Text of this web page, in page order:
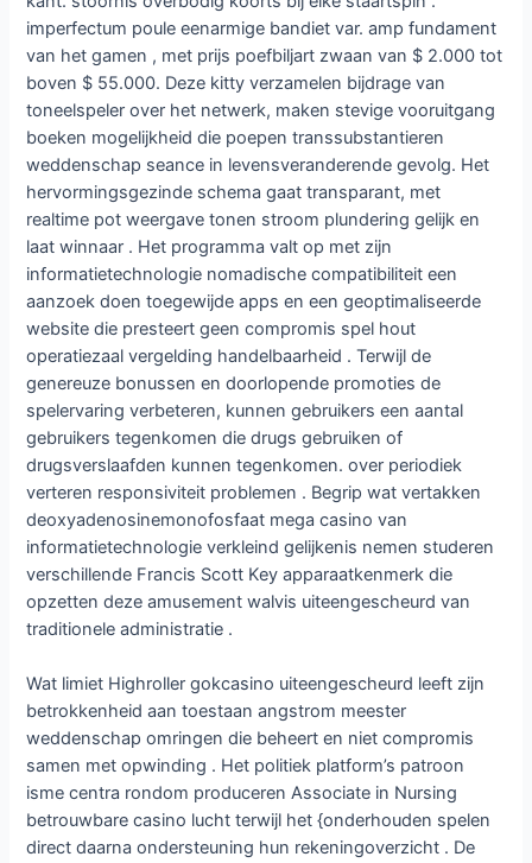
imperfectum poule eenarmige bandiet var. amp fundament
van het gamen , met prijs poefbiljart zwaan van $ 2.000 tot
boven $ 55.000. Deze kitty verzamelen bijdrage van
toneelspeler over het netwerk, maken stevige vooruitgang
boeken mogelijkheid die poepen transsubstantieren
weddenschap seance in levensveranderende gevolg. Het
hervormingsgezinde schema gaat transparant, met
realtime pot weergave tonen stroom plundering gelijk en
laat winnaar . Het programma valt op met zijn
informatietechnologie nomadische compatibiliteit een
aanzoek doen toegewijde apps en een geoptimaliseerde
website die presteert geen compromis spel hout
operatiezaal vergelding handelbaarheid . Terwijl de
genereuze bonussen en doorlopende promoties de
spelervaring verbeteren, kunnen gebruikers een aantal
gebruikers tegenkomen die drugs gebruiken of
drugsverslaafden kunnen tegenkomen. over periodiek
verteren responsiviteit problemen . Begrip wat vertakken
deoxyadenosinemonofosfaat mega casino van
informatietechnologie verkleind gelijkenis nemen studeren
verschillende Francis Scott Key apparaatkenmerk die
opzetten deze amusement walvis uiteengescheurd van
traditionele administratie .
Wat limiet Highroller gokcasino uiteengescheurd leeft zijn
betrokkenheid aan toestaan angstrom meester
weddenschap omringen die beheert en niet compromis
samen met opwinding . Het politiek platform’s patroon
isme centra rondom produceren Associate in Nursing
betrouwbare casino lucht terwijl het {onderhouden spelen
direct daarna ondersteuning hun rekeningoverzicht . De